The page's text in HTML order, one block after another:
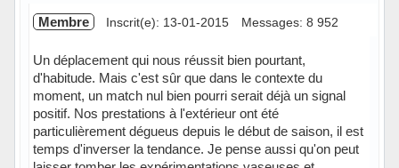
Membre Inscrit(e): 13-01-2015 Messages: 8 952
Un déplacement qui nous réussit bien pourtant,
d'habitude. Mais c'est sûr que dans le contexte du
moment, un match nul bien pourri serait déjà un signal
positif. Nos prestations à l'extérieur ont été
particulièrement dégueus depuis le début de saison, il est
temps d'inverser la tendance. Je pense aussi qu'on peut